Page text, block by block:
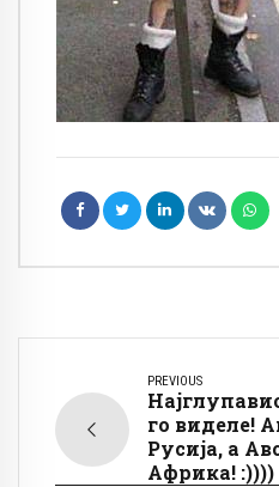
PREVIOUS
го виделе!
Русија, а
Африка! :))))